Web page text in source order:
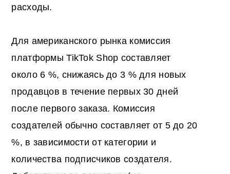
расходы.
Для американского рынка комиссия
платформы TikTok Shop составляет
около 6 %, снижаясь до 3 % для новых
продавцов в течение первых 30 дней
после первого заказа. Комиссия
создателей обычно составляет от 5 до 20
%, в зависимости от категории и
количества подписчиков создателя.